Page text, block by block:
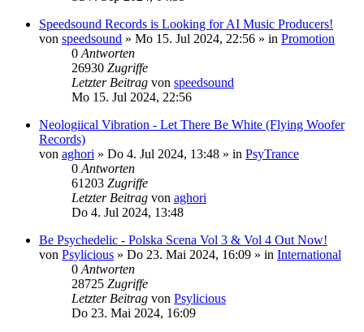
Speedsound Records is Looking for AI Music Producers!
von speedsound » Mo 15. Jul 2024, 22:56 » in Promotion
0 Antworten
26930 Zugriffe
Letzter Beitrag von speedsound
Mo 15. Jul 2024, 22:56
Neologiical Vibration - Let There Be White (Flying Woofer
Records)
von aghori » Do 4. Jul 2024, 13:48 » in PsyTrance
0 Antworten
61203 Zugriffe
Letzter Beitrag von aghori
Do 4. Jul 2024, 13:48
Be Psychedelic - Polska Scena Vol 3 & Vol 4 Out Now!
von Psylicious » Do 23. Mai 2024, 16:09 » in International
0 Antworten
28725 Zugriffe
Letzter Beitrag von Psylicious
Do 23. Mai 2024, 16:09